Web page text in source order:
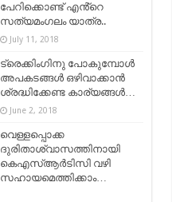
പേറിക്കൊണ്ട് എൻ്റെ
സത്യമംഗലം യാത്ര..
July 11, 2018
ട്രെക്കിംഗിനു പോകുമ്പോൾ
അപകടങ്ങൾ ഒഴിവാക്കാൻ
ശ്രദ്ധിക്കേണ്ട കാര്യങ്ങൾ…
June 2, 2018
വെള്ളപ്പൊക്ക
ദുരിതാശ്വാസത്തിനായി
കെഎസ്ആർടിസി വഴി
സഹായമെത്തിക്കാം…